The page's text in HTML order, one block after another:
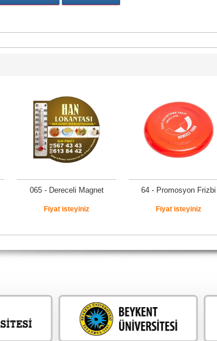
065 - Dereceli Magnet
Fiyat isteyiniz
64 - Promosyon Frizbi
Fiyat isteyiniz